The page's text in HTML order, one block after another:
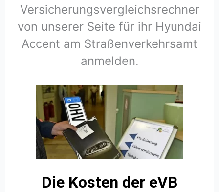
Versicherungsvergleichsrechner
von unserer Seite für ihr Hyundai
Accent am Straßenverkehrsamt
anmelden.
Die Kosten der eVB